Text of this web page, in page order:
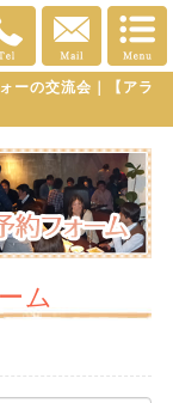
ーの交流会｜【アラ
ム